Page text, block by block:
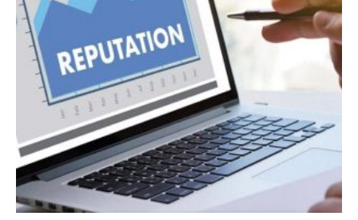
Email
Сохранить моё имя, email и адрес сайта в этом
браузере для последующих моих комментариев.
Submit Review